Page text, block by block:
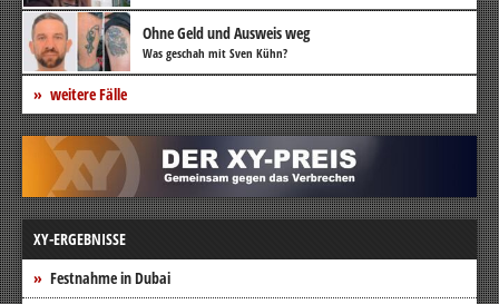
Ohne Geld und Ausweis weg
Was geschah mit Sven Kühn?
weitere Fälle
XY-ERGEBNISSE
Festnahme in Dubai